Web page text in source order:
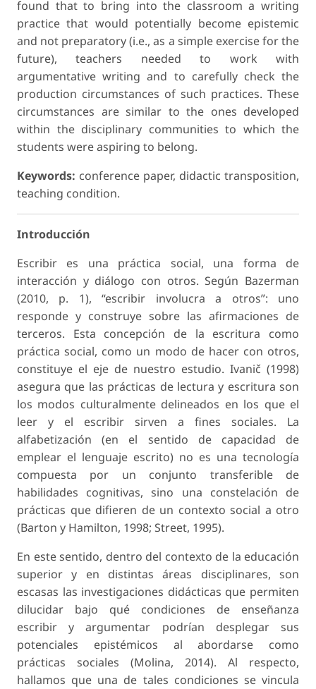
found that to bring into the classroom a writing
practice that would potentially become epistemic
and not preparatory (i.e., as a simple exercise for the
future), teachers needed to work with
argumentative writing and to carefully check the
production circumstances of such practices. These
circumstances are similar to the ones developed
within the disciplinary communities to which the
students were aspiring to belong.
Keywords: conference paper, didactic transposition,
teaching condition.
Introducción
Escribir es una práctica social, una forma de
interacción y diálogo con otros. Según Bazerman
(2010, p. 1), “escribir involucra a otros”: uno
responde y construye sobre las afirmaciones de
terceros. Esta concepción de la escritura como
práctica social, como un modo de hacer con otros,
constituye el eje de nuestro estudio. Ivanič (1998)
asegura que las prácticas de lectura y escritura son
los modos culturalmente delineados en los que el
leer y el escribir sirven a fines sociales. La
alfabetización (en el sentido de capacidad de
emplear el lenguaje escrito) no es una tecnología
compuesta por un conjunto transferible de
habilidades cognitivas, sino una constelación de
prácticas que difieren de un contexto social a otro
(Barton y Hamilton, 1998; Street, 1995).
En este sentido, dentro del contexto de la educación
superior y en distintas áreas disciplinares, son
escasas las investigaciones didácticas que permiten
dilucidar bajo qué condiciones de enseñanza
escribir y argumentar podrían desplegar sus
potenciales epistémicos al abordarse como
prácticas sociales (Molina, 2014). Al respecto,
hallamos que una de tales condiciones se vincula